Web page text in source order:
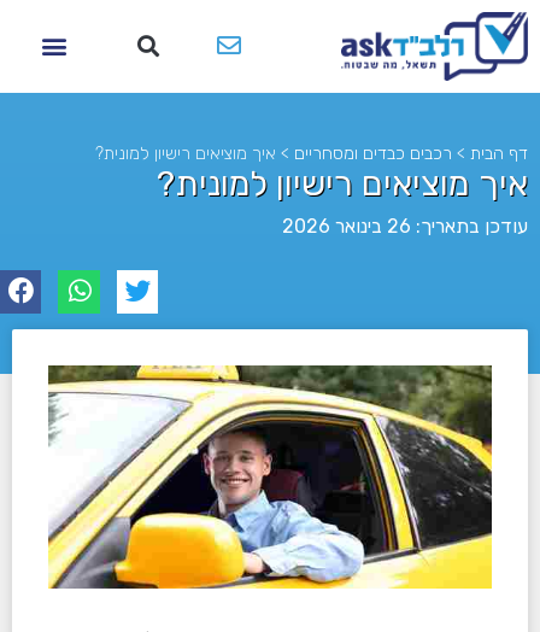
דף הבית > רכבים כבדים ומסחריים > איך מוציאים רישיון למונית?
איך מוציאים רישיון למונית?
עודכן בתאריך: 26 בינואר 2026
לא